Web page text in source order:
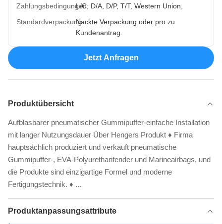
Zahlungsbedingungen:L/C, D/A, D/P, T/T, Western Union,
Standardverpackung:Nackte Verpackung oder pro zu
Kundenantrag.
Jetzt Anfragen
Produktübersicht
Aufblasbarer pneumatischer Gummipuffer-einfache Installation
mit langer Nutzungsdauer Über Hengers Produkt ♦ Firma
hauptsächlich produziert und verkauft pneumatische
Gummipuffer-, EVA-Polyurethanfender und Marineairbags, und
die Produkte sind einzigartige Formel und moderne
Fertigungstechnik. ♦ ...
Produktanpassungsattribute